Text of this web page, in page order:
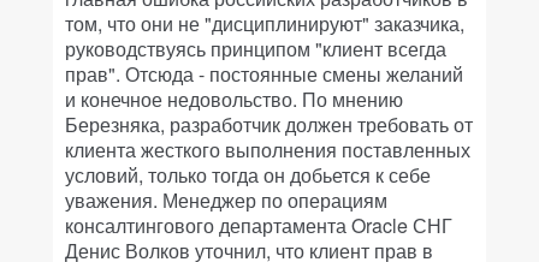
том, что они не "дисциплинируют" заказчика,
руководствуясь принципом "клиент всегда
прав". Отсюда - постоянные смены желаний
и конечное недовольство. По мнению
Березняка, разработчик должен требовать от
клиента жесткого выполнения поставленных
условий, только тогда он добьется к себе
уважения. Менеджер по операциям
консалтингового департамента Oracle СНГ
Денис Волков уточнил, что клиент прав в